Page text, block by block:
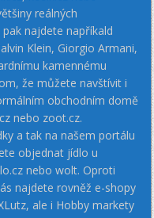
reálných
najdete napříkald
Klein, Giorgio Armani,
kamennému
že můžete navštívit i
obchodním domě
nebo zoot.cz.
a tak na našem portálu
objednat jídlo u
nebo wolt. Oproti
najdete rovněž e-shopy
ale i Hobby markety